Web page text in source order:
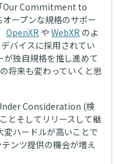
Our Commitment to
ープンな規格のサポー
OpenXR や WebXR のよ
バイスに採用されてい
が独自規格を推し進めて
将来も変わっていくと思
Consideration (検
とそしてリリースして継
ハードルが高いことで
ンツ提供の機会が増え